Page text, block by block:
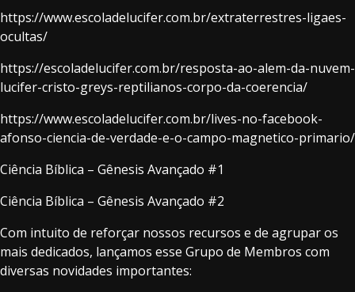
https://www.escoladelucifer.com.br/extraterrestres-ligaes-
ocultas/
https://escoladelucifer.com.br/resposta-ao-alem-da-nuvem-
lucifer-cristo-greys-reptilianos-corpo-da-coerencia/
https://www.escoladelucifer.com.br/lives-no-facebook-
afonso-ciencia-de-verdade-e-o-campo-magnetico-primario/
Ciência Bíblica – Gênesis Avançado #1
Ciência Bíblica – Gênesis Avançado #2
Com intuito de reforçar nossos recursos e de agrupar os
mais dedicados, lançamos esse Grupo de Membros com
diversas novidades importantes: